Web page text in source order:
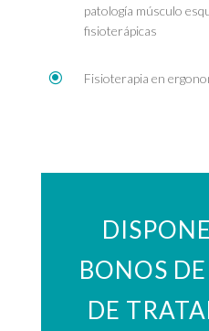
patología músculo
fisioterápicas
\ Fisioterapia en
BONOS
DE